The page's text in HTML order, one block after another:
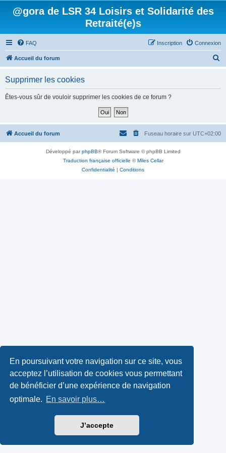
En poursuivant votre navigation sur ce site, vous
acceptez l’utilisation de cookies vous permettant
de bénéficier d’une expérience de navigation
optimale. En savoir plus…
J’accepte
@gora de LSR 34 Loisirs et Solidarité des
Retraité(e)s
FAQ Connexion
Inscription
Accueil du forum
h
Supprimer les cookies
Êtes-vous sûr de vouloir supprimer les cookies de ce forum ?
Accueil du forum Fuseau horaire sur UTC+02:00
Développé parphpBB® Forum Software © phpBB Limited
Traduction française officielle ©Miles Cellar
Confidentialité | Conditions